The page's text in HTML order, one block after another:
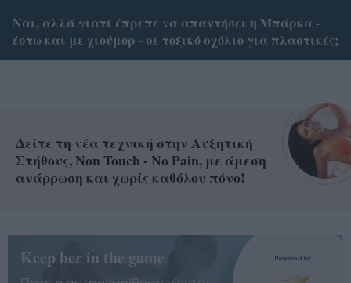
Ναι, αλλά γιατί έπρεπε να απαντήσει η Μπάρκα -
έστω και με χιούμορ - σε τοξικό σχόλιο για πλαστικές;
Δείτε τη νέα τεχνική στην Αυξητική
Στήθους, Non Touch - No Pain, με άμεση
ανάρρωση και χωρίς καθόλου πόνο!
Keep her in the game